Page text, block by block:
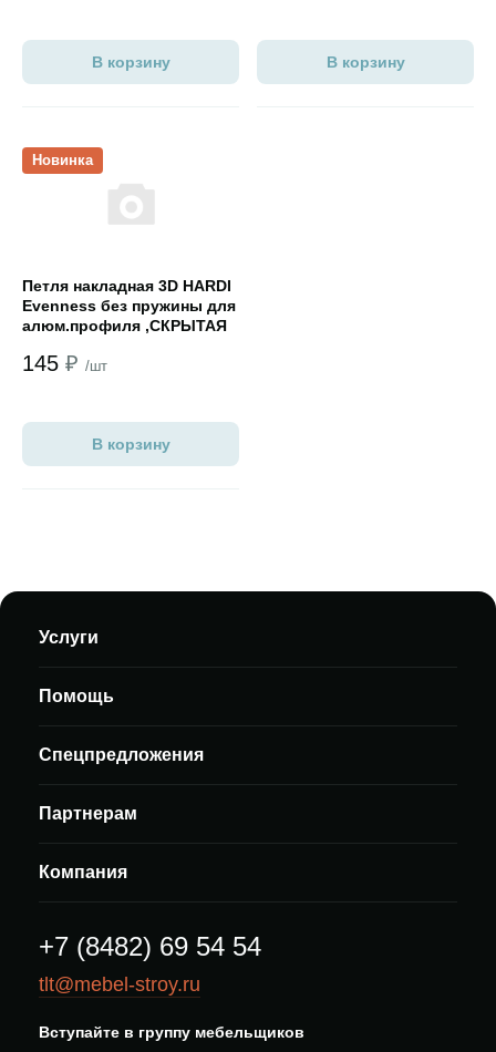
В корзину В корзину
Новинка
Петля накладная 3D HARDI
Evenness без пружины для
алюм.профиля ,СКРЫТАЯ
145 ₽ /шт
Открыть товар
В корзину
Услуги
Помощь
Спецпредложения
Партнерам
Компания
+7 (8482) 69 54 54
tlt@mebel-stroy.ru
Вступайте в группу мебельщиков